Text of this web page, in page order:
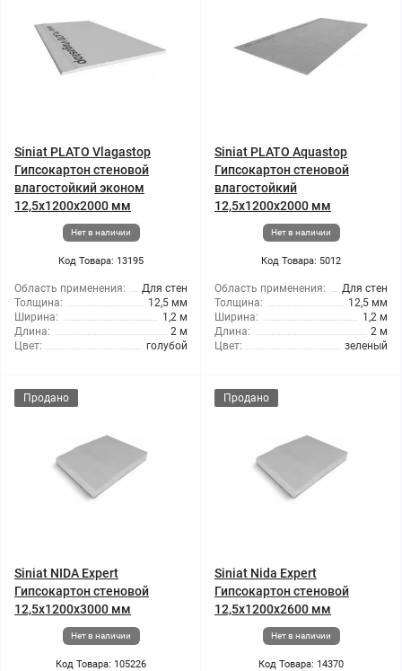
Siniat PLATO Vlagastop
Гипсокартон стеновой
влагостойкий эконом
12,5x1200x2000 мм
Нет в наличии
Код Товара: 13195
Область применения:
Для стен
Толщина:
12,5 мм
Ширина:
1,2 м
Длина:
2 м
Цвет:
голубой
Siniat PLATO Aquastop
Гипсокартон стеновой
влагостойкий
12,5x1200x2000 мм
Нет в наличии
Код Товара: 5012
Область применения:
Для стен
Толщина:
12,5 мм
Ширина:
1,2 м
Длина:
2 м
Цвет:
зеленый
Продано
Siniat NIDA Expert
Гипсокартон стеновой
12,5x1200x3000 мм
Нет в наличии
Код Товара: 105226
Продано
Siniat Nida Expert
Гипсокартон стеновой
12,5x1200x2600 мм
Нет в наличии
Код Товара: 14370